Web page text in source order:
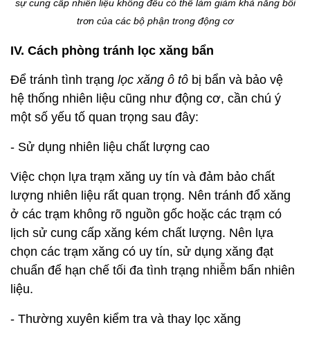
sự cung cấp nhiên liệu không đều có thể làm giảm khả năng bôi
trơn của các bộ phận trong động cơ
IV. Cách phòng tránh lọc xăng bẩn
Để tránh tình trạng lọc xăng ô tô bị bẩn và bảo vệ
hệ thống nhiên liệu cũng như động cơ, cần chú ý
một số yếu tố quan trọng sau đây:
- Sử dụng nhiên liệu chất lượng cao
Việc chọn lựa trạm xăng uy tín và đảm bảo chất
lượng nhiên liệu rất quan trọng. Nên tránh đổ xăng
ở các trạm không rõ nguồn gốc hoặc các trạm có
lịch sử cung cấp xăng kém chất lượng. Nên lựa
chọn các trạm xăng có uy tín, sử dụng xăng đạt
chuẩn để hạn chế tối đa tình trạng nhiễm bẩn nhiên
liệu.
- Thường xuyên kiểm tra và thay lọc xăng